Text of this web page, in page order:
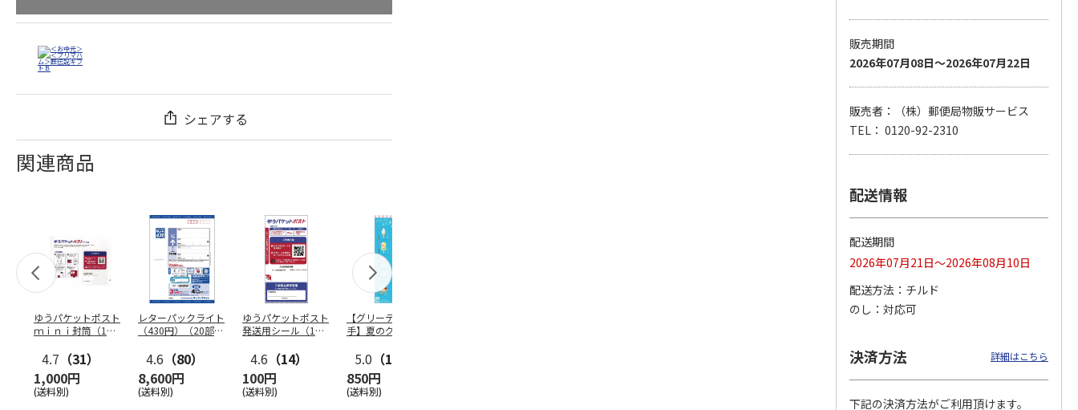
シェアする
関連商品
ゆうパケットポスト
ｍｉｎｉ封筒（1個
4.7 （31）
1,000円
(送料別)
レターパックライト
（430円）（20部セ
4.6 （80）
8,600円
(送料別)
ゆうパケットポスト
発送用シール（1個
4.6 （14）
100円
(送料別)
【グリーティング切
手】夏のグリーティ
5.0 （10）
850円
(送料別)
【グリーティング切
円…
4.8（11）
5,500円
4.6（7）
11,000円
販売期間
2026年07月08日～2026年07月22日
販売者：（株）郵便局物販サービス
TEL： 0120-92-2310
配送情報
配送期間
2026年07月21日～2026年08月10日
配送方法
チルド
のし
対応可
決済方法 詳細はこちら
下記の決済方法がご利用頂けます。